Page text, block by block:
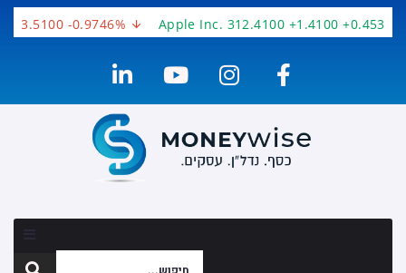
-0.9746% Apple Inc. 312.4100 +1.4100 +0.4534%